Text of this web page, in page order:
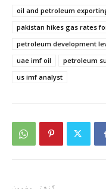
oil and petroleum
pakistan hikes gas rates
petroleum development
petroleum
uae imf oil
us imf analyst
گزشتہ مضمون